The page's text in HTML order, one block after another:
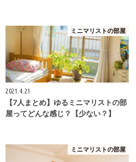
ミニマリストの部屋
2021.4.21
【7人まとめ】ゆるミニマリストの部
屋ってどんな感じ？【少ない？】
ミニマリストの部屋